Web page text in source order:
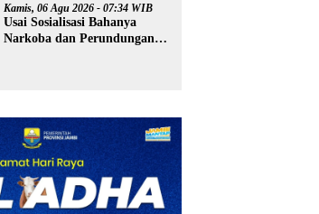
Kamis, 06 Agu 2026 - 07:34 WIB
Usai Sosialisasi Bahanya
Narkoba dan Perundungan,